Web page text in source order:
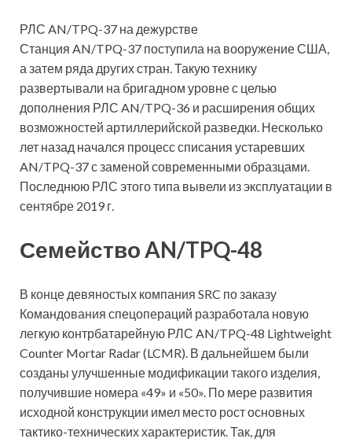
РЛС AN/TPQ-37 на дежурстве
Станция AN/TPQ-37 поступила на вооружение США,
а затем ряда других стран. Такую технику
развертывали на бригадном уровне с целью
дополнения РЛС AN/TPQ-36 и расширения общих
возможностей артиллерийской разведки. Несколько
лет назад начался процесс списания устаревших
AN/TPQ-37 с заменой современными образцами.
Последнюю РЛС этого типа вывели из эксплуатации в
сентябре 2019 г.
Семейство AN/TPQ-48
В конце девяностых компания SRC по заказу
Командования спецопераций разработала новую
легкую контрбатарейную РЛС AN/TPQ-48 Lightweight
Counter Mortar Radar (LCMR). В дальнейшем были
созданы улучшенные модификации такого изделия,
получившие номера «49» и «50». По мере развития
исходной конструкции имел место рост основных
тактико-технических характеристик. Так, для